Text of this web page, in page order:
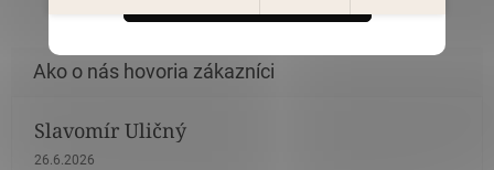
Slavomír Uličný
Hodnotenie obchodu je 5 z 5 hviezdičiek.
26.6.2026